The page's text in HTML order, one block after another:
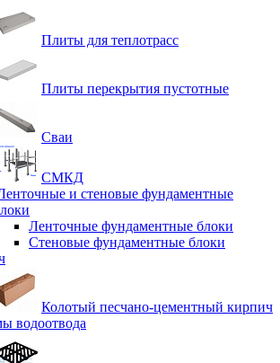
Плиты для теплотрасс
Плиты перекрытия пустотные
Сваи
СМКД
и стеновые фундаментные
Ленточные фундаментные блоки
Стеновые фундаментные блоки
Колотый песчано-цементный кирпич
водоотвода